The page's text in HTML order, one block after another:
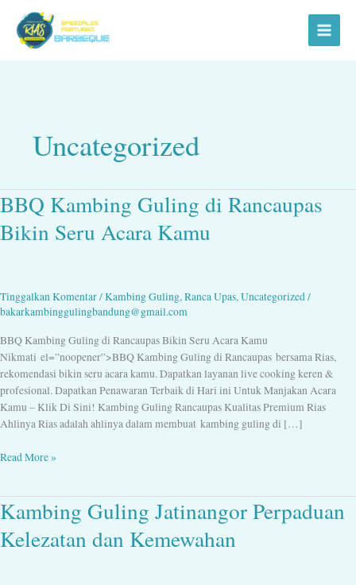
konten
Uncategorized
BBQ Kambing Guling di Rancaupas
Bikin Seru Acara Kamu
Tinggalkan Komentar/Kambing Guling,Ranca Upas,Uncategorized/
bakarkambinggulingbandung@gmail.com
BBQ Kambing Guling di Rancaupas Bikin Seru Acara Kamu
Nikmati el=”noopener”>BBQ Kambing Guling di Rancaupas bersama Rias,
rekomendasi bikin seru acara kamu. Dapatkan layanan live cooking keren &
profesional. Dapatkan Penawaran Terbaik di Hari ini Untuk Manjakan Acara
Kamu – Klik Di Sini! Kambing Guling Rancaupas Kualitas Premium Rias
Ahlinya Rias adalah ahlinya dalam membuat kambing guling di […]
BBQ
Kambing
Guling
Seru
Acara
Read More »
Kambing Guling Jatinangor Perpaduan
Kelezatan dan Kemewahan
Kambing
Guling
Jatinangor